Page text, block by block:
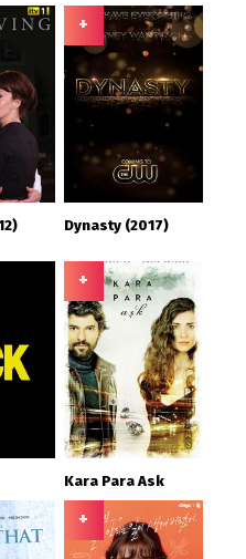
+
Dynasty (2017)
+
Kara Para Ask
+